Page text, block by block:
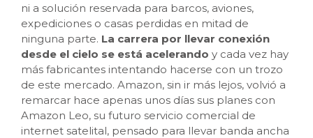
ni a solución reservada para barcos, aviones,
expediciones o casas perdidas en mitad de
ninguna parte. La carrera por llevar conexión
desde el cielo se está acelerando y cada vez hay
más fabricantes intentando hacerse con un trozo
de este mercado. Amazon, sin ir más lejos, volvió a
remarcar hace apenas unos días sus planes con
Amazon Leo, su futuro servicio comercial de
internet satelital, pensado para llevar banda ancha